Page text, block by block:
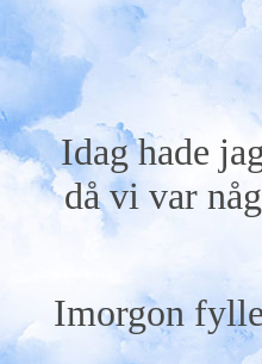
Idag hade
då vi var
Imorgon